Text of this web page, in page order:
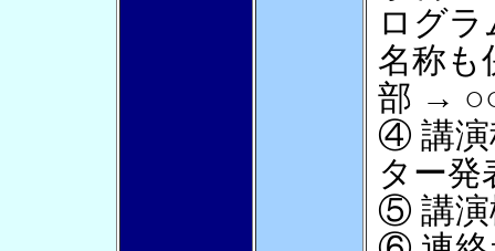
ログ
名称も
部 →
④ 講演
ター発
⑤ 講演